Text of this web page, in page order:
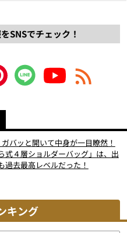
SNSでチェック！
バッと開いて中身が一目瞭然！
式４層ショルダーバッグ」は、出
過去最高レベルだった！
キング